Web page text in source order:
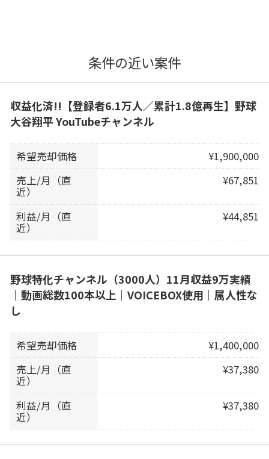
条件の近い案件
収益化済!!【登録者6.1万人／累計1.8億再生】野球
大谷翔平 YouTubeチャンネル
希望売却価格
¥1,900,000
売上/月（直
近）
¥67,851
利益/月（直
近）
¥44,851
野球特化チャンネル（3000人）11月収益9万実績
｜動画総数100本以上｜VOICEBOX使用｜属人性な
し
希望売却価格
¥1,400,000
売上/月（直
近）
¥37,380
利益/月（直
近）
¥37,380